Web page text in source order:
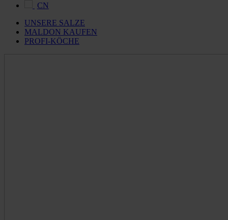
CN
UNSERE SALZE
MALDON KAUFEN
PROFI-KÖCHE